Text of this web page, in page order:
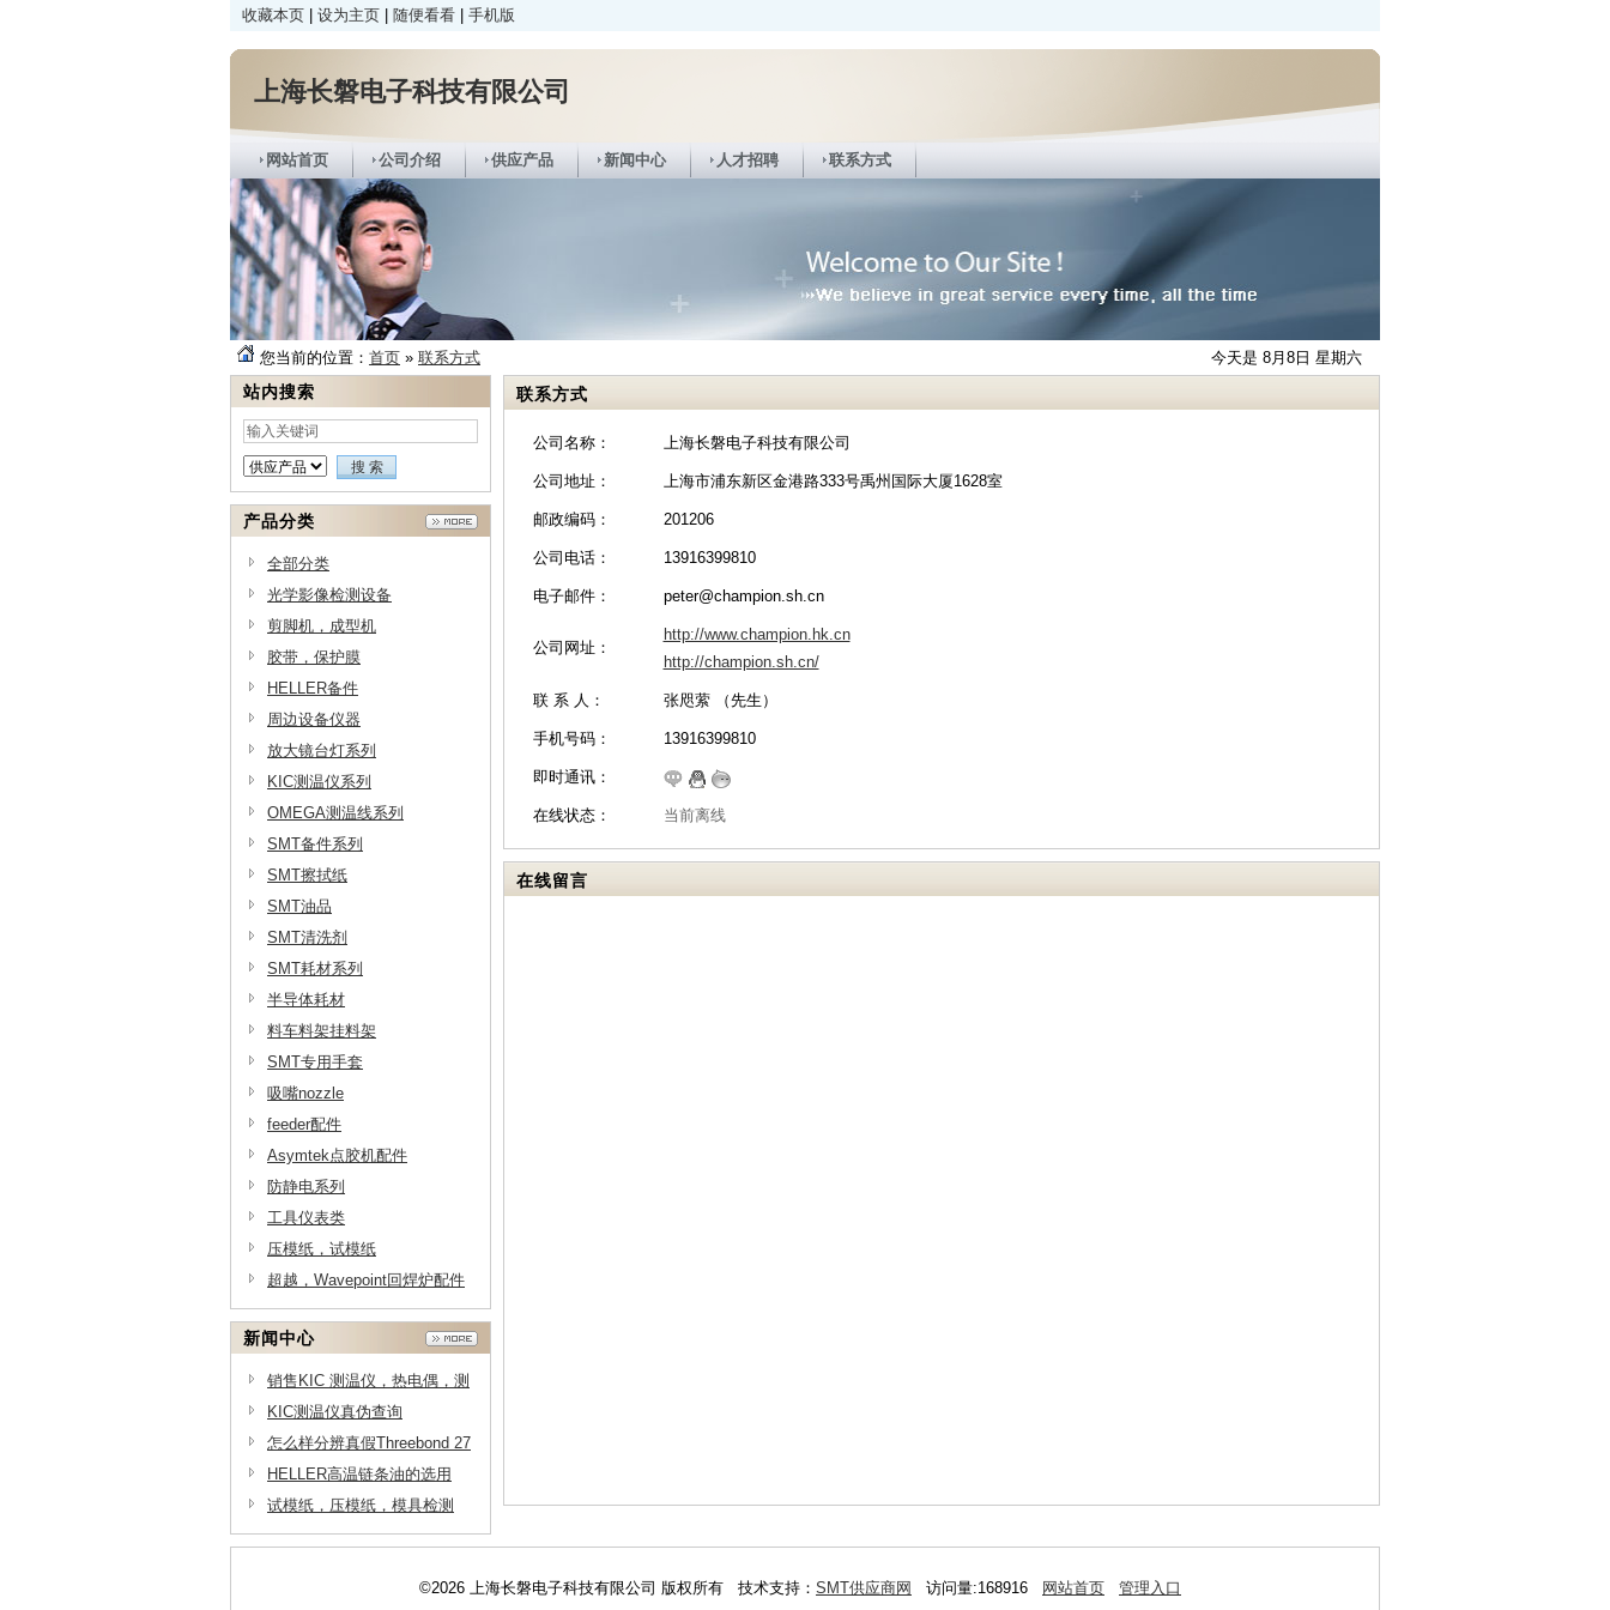
收藏本页 设为主页 随便看看 手机版
上海长磐电子科技有限公司
网站首页 公司介绍 供应产品 新闻中心 人才招聘 联系方式
今天是 8月8日 星期六
您当前的位置： 首页 » 联系方式
站内搜索
产品分类
全部分类
光学影像检测设备
剪脚机，成型机
胶带，保护膜
HELLER备件
周边设备仪器
放大镜台灯系列
KIC测温仪系列
OMEGA测温线系列
SMT备件系列
SMT擦拭纸
SMT油品
SMT清洗剂
SMT耗材系列
半导体耗材
料车料架挂料架
SMT专用手套
吸嘴nozzle
feeder配件
Asymtek点胶机配件
防静电系列
工具仪表类
压模纸，试模纸
超越，Wavepoint回焊炉配件
新闻中心
销售KIC 测温仪，热电偶，测
温线供应商，测温线原理-上海
长磐电子
KIC测温仪真伪查询
怎么样分辨真假Threebond 27
06三键脱脂剂
HELLER高温链条油的选用
试模纸，压模纸，模具检测
纸，模具检查纸在半导体模具
联系方式
公司名称： 上海长磐电子科技有限公司
公司地址： 上海市浦东新区金港路333号禹州国际大厦1628室
邮政编码： 201206
公司电话： 13916399810
电子邮件： peter@champion.sh.cn
公司网址：
http://www.champion.hk.cn
http://champion.sh.cn/
联 系 人： 张咫萦 （先生）
手机号码： 13916399810
即时通讯：
在线状态： 当前离线
在线留言
©2026 上海长磐电子科技有限公司 版权所有 技术支持： SMT供应商网 访问量:168916 网站首页 管理入口